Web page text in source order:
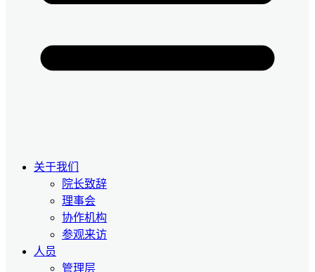
关于我们
院长致辞
理事会
协作机构
参观来访
人员
管理层